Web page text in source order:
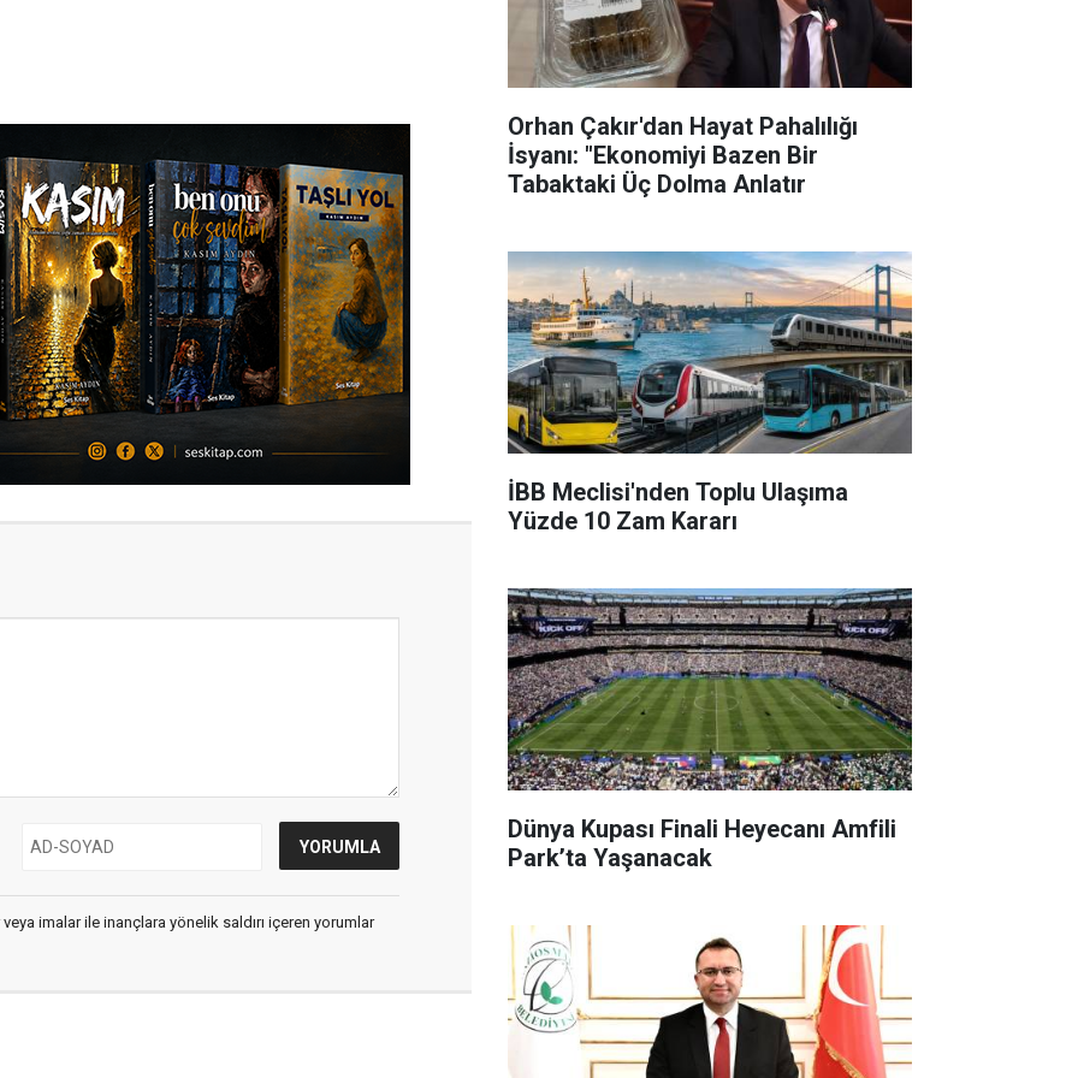
imalar ile inançlara yönelik saldırı içeren yorumlar
Orhan Çakır'dan Hayat Pahalılığı
İsyanı: "Ekonomiyi Bazen Bir
Tabaktaki Üç Dolma Anlatır
İBB Meclisi'nden Toplu Ulaşıma
Yüzde 10 Zam Kararı
Dünya Kupası Finali Heyecanı Amfili
Park’ta Yaşanacak